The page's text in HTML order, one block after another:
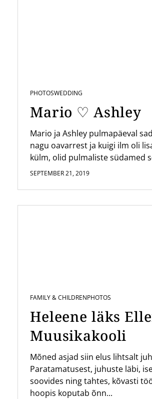
PHOTOSWEDDING
Mario ♡ Ashley
Mario ja Ashley pulmapäeval
nagu oavarrest ja kuigi ilm oli
külm, olid pulmaliste südamed
SEPTEMBER 21, 2019
FAMILY & CHILDRENPHOTOS
Heleene läks
Muusikakooli
Mõned asjad siin elus lihtsalt
Paratamatusest, juhuste läbi,
soovides ning tahtes, kõvasti
hoopis koputab õnn...